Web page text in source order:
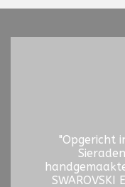
"Opgericht
SWAROVSKI